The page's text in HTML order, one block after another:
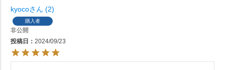
kyoco 2
購入者
非公開
投稿日
2024/09/23